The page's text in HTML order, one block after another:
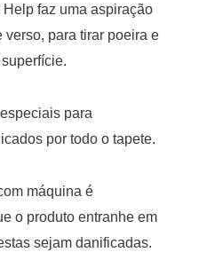
faz uma aspiração
verso, para tirar poeira e
para
por todo o tapete.
máquina é
o produto entranhe em
sejam danificadas.